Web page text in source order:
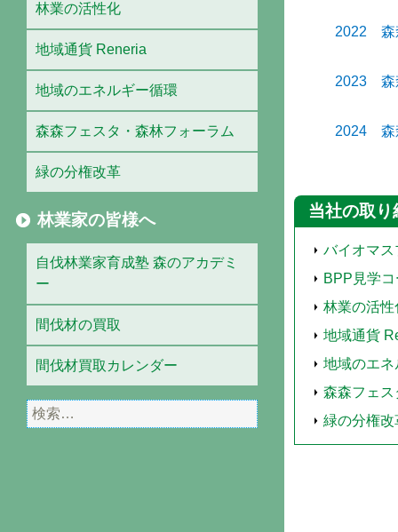
2022 森
2023 森
2024 森
当社の取り
バイオマス
BPP見学
林業の活性
地域通貨
地域のエ
森森フェ
緑の分権改
林業の活性化
地域通貨 Reneria
地域のエネルギー循環
森森フェスタ・森林フォーラム
緑の分権改革
林業家の皆様へ
自伐林業家育成塾 森のアカデミ
ー
間伐材の買取
間伐材買取カレンダー